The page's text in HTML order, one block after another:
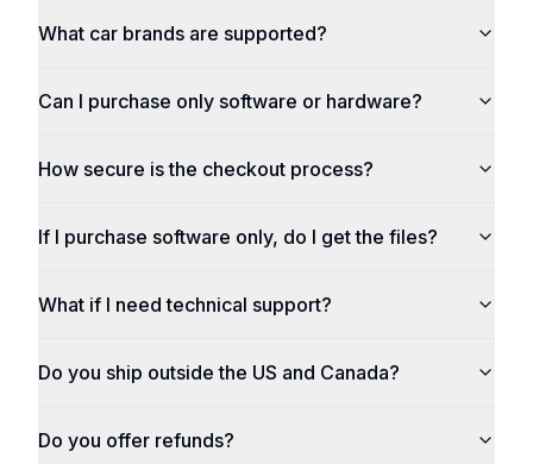
What car brands are supported?
Can I purchase only software or hardware?
How secure is the checkout process?
If I purchase software only, do I get the files?
What if I need technical support?
Do you ship outside the US and Canada?
Do you offer refunds?